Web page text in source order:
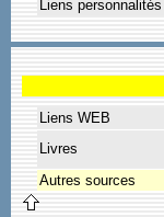
Liens personnalités
Liens WEB
Livres
Autres sources